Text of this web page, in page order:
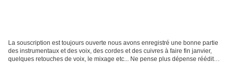
La souscription est toujours ouverte nous avons enregistré une bonne partie
des instrumentaux et des voix, des cordes et des cuivres à faire fin janvier,
quelques retouches de voix, le mixage etc... Ne pense plus dépense réédité